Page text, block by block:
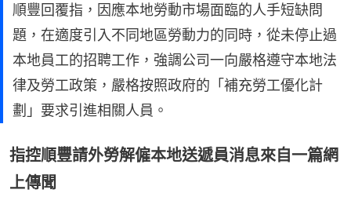
順豐回覆指，因應本地勞動市場面臨的人手短缺問
題，在適度引入不同地區勞動力的同時，從未停止過
本地員工的招聘工作，強調公司一向嚴格遵守本地法
律及勞工政策，嚴格按照政府的「補充勞工優化計
劃」要求引進相關人員。
指控順豐請外勞解僱本地送遞員消息來自一篇網
上傳聞